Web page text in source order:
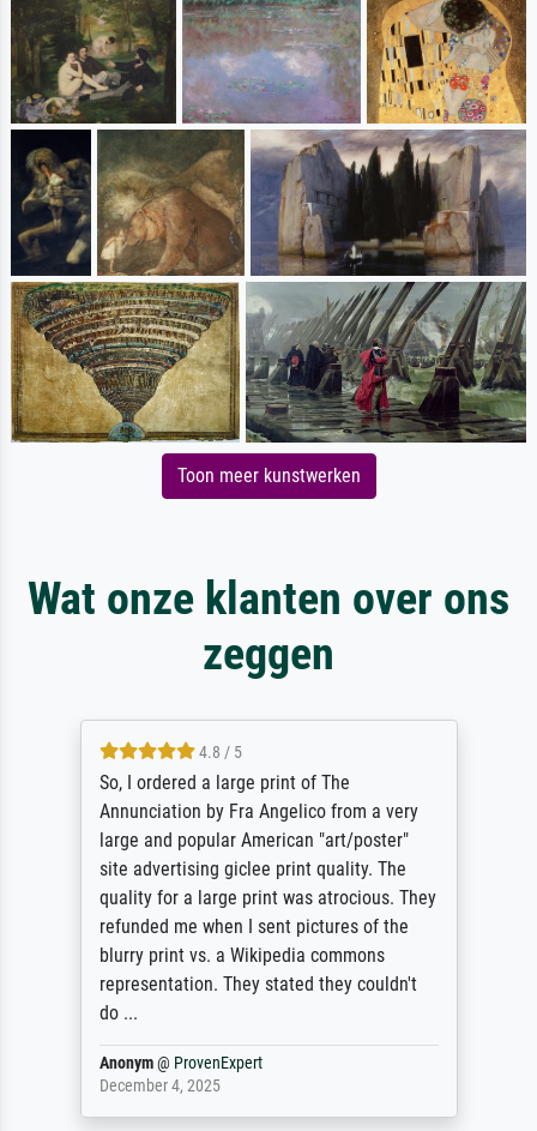
Toon meer kunstwerken
Wat onze klanten over ons
zeggen
4.8 / 5
So, I ordered a large print of The
Annunciation by Fra Angelico from a very
large and popular American "art/poster"
site advertising giclee print quality. The
quality for a large print was atrocious. They
refunded me when I sent pictures of the
blurry print vs. a Wikipedia commons
representation. They stated they couldn't
do ...
Anonym@ ProvenExpert
December 4, 2025